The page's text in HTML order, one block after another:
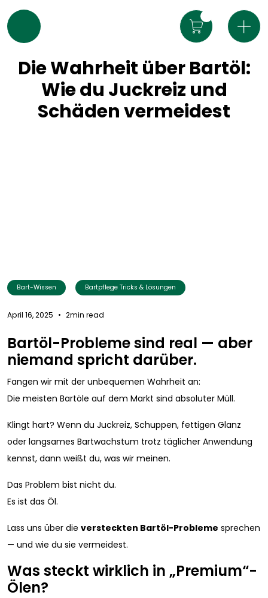
Die Wahrheit über Bartöl:
Wie du Juckreiz und
Schäden vermeidest
Bart-Wissen Bartpflege Tricks & Lösungen
April 16, 2025 • 2min read
Bartöl-Probleme sind real — aber
niemand spricht darüber.
Fangen wir mit der unbequemen Wahrheit an:
Die meisten Bartöle auf dem Markt sind absoluter Müll.
Klingt hart? Wenn du Juckreiz, Schuppen, fettigen Glanz
oder langsames Bartwachstum trotz täglicher Anwendung
kennst, dann weißt du, was wir meinen.
Das Problem bist nicht du.
Es ist das Öl.
Lass uns über die versteckten Bartöl-Probleme sprechen
— und wie du sie vermeidest.
Was steckt wirklich in „Premium“-
Ölen?